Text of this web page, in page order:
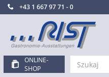
+43 1 667 97 71 - 0
ONLINE-
SHOP